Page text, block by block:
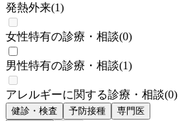
発熱外来(1)
女性特有の診療・相談(0)
男性特有の診療・相談(1)
アレルギーに関する診療・相談(0)
健診・検査 予防接種
専門医